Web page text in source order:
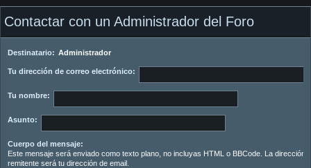
Contactar con un Administrador del Foro
Destinatario: Administrador
Tu dirección de correo electrónico:
Tu nombre:
Asunto:
Cuerpo del mensaje:
Este mensaje será enviado como texto plano, no incluyas HTML o BBCode. La dirección
remitente será tu dirección de email.